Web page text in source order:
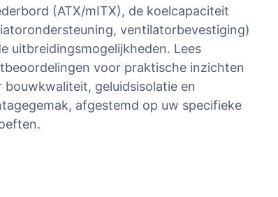
(ATX/mITX), de koelcapaciteit
ventilatorbevestiging)
uitbreidingsmogelijkheden. Lees
voor praktische inzichten
bouwkwaliteit, geluidsisolatie en
afgestemd op uw specifieke